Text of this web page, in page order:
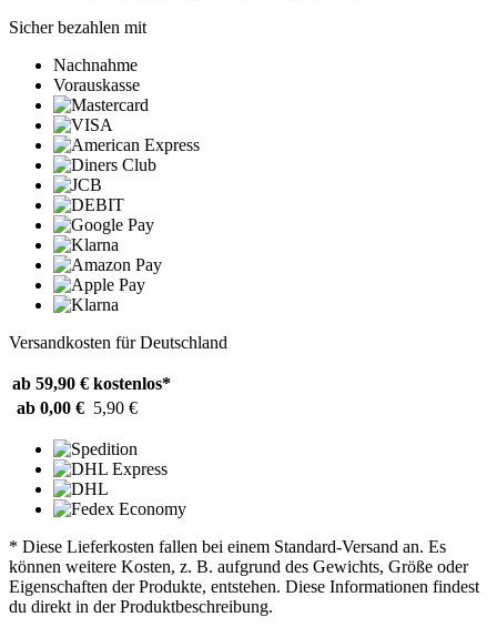
Sicher bezahlen mit
Nachnahme
Vorauskasse
Versandkosten für Deutschland
ab 59,90 € kostenlos*
ab 0,00 € 5,90 €
* Diese Lieferkosten fallen bei einem Standard-Versand an. Es
können weitere Kosten, z. B. aufgrund des Gewichts, Größe oder
Eigenschaften der Produkte, entstehen. Diese Informationen findest
du direkt in der Produktbeschreibung.